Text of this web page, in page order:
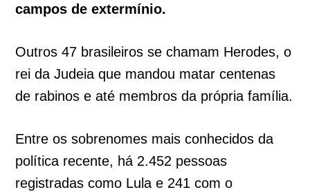
campos de extermínio.
Outros 47 brasileiros se chamam Herodes, o
rei da Judeia que mandou matar centenas
de rabinos e até membros da própria família.
Entre os sobrenomes mais conhecidos da
política recente, há 2.452 pessoas
registradas como Lula e 241 com o